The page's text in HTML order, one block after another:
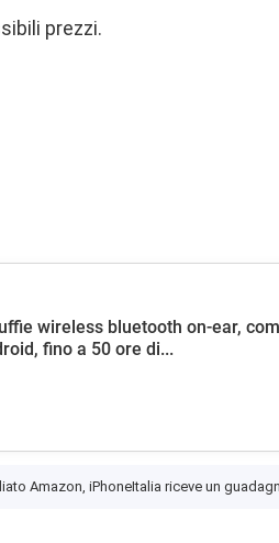
prezzi.
wireless bluetooth on-ear,
fino a 50 ore di...
Amazon, iPhoneItalia riceve un